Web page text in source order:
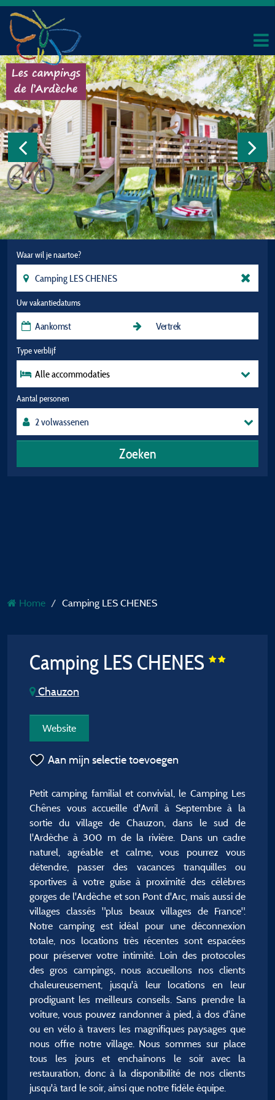
Waar wil je naartoe?
Uw vakantiedatums
Type verblijf
Alle accommodaties
Aantal personen
Zoeken
Home Camping LES CHENES
Camping LES CHENES
Chauzon
Website
Aan mijn selectie toevoegen
Petit camping familial et convivial, le Camping Les
Chênes vous accueille d'Avril à Septembre à la
sortie du village de Chauzon, dans le sud de
l'Ardèche à 300 m de la rivière. Dans un cadre
naturel, agréable et calme, vous pourrez vous
détendre, passer des vacances tranquilles ou
sportives à votre guise à proximité des célèbres
gorges de l'Ardèche et son Pont d'Arc, mais aussi de
villages classés "plus beaux villages de France".
Notre camping est idéal pour une déconnexion
totale, nos locations très récentes sont espacées
pour préserver votre intimité. Loin des protocoles
des gros campings, nous accueillons nos clients
chaleureusement, jusqu'à leur locations en leur
prodiguant les meilleurs conseils. Sans prendre la
voiture, vous pouvez randonner à pied, à dos d'âne
ou en vélo à travers les magnifiques paysages que
nous offre notre village. Nous sommes sur place
tous les jours et enchainons le soir avec la
restauration, donc à la disponibilité de nos clients
jusqu'à tard le soir, ainsi que notre fidèle équipe.